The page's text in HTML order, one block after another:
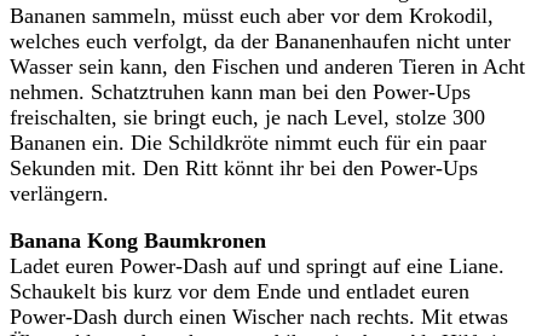
Bananen sammeln, müsst euch aber vor dem Krokodil,
welches euch verfolgt, da der Bananenhaufen nicht unter
Wasser sein kann, den Fischen und anderen Tieren in Acht
nehmen. Schatztruhen kann man bei den Power-Ups
freischalten, sie bringt euch, je nach Level, stolze 300
Bananen ein. Die Schildkröte nimmt euch für ein paar
Sekunden mit. Den Ritt könnt ihr bei den Power-Ups
verlängern.
Banana Kong Baumkronen
Ladet euren Power-Dash auf und springt auf eine Liane.
Schaukelt bis kurz vor dem Ende und entladet euren
Power-Dash durch einen Wischer nach rechts. Mit etwas